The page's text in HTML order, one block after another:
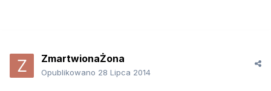
ZmartwionaŻona
Opublikowano 28 Lipca 2014